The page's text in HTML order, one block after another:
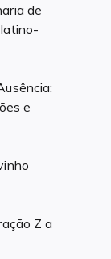
de
e
Z a